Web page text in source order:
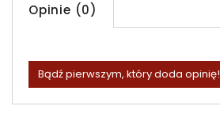
Opinie (0)
Bądź pierwszym, który doda opinię!